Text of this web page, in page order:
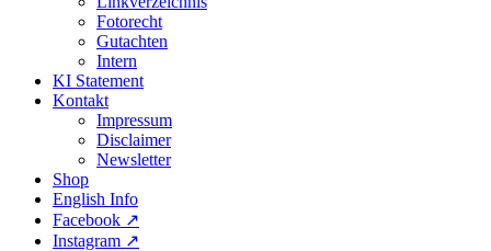
Fotorecht
Gutachten
Intern
KI Statement
Kontakt
Impressum
Disclaimer
Newsletter
Shop
English Info
Facebook ↗︎
Instagram ↗︎